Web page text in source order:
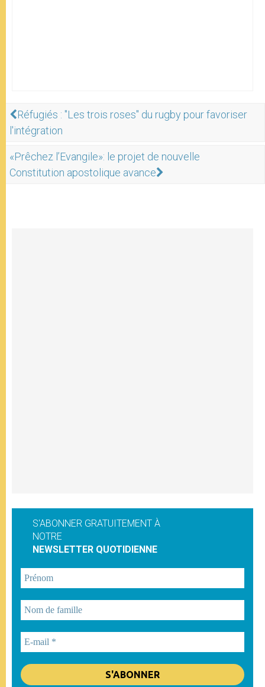
Réfugiés : "Les trois roses" du rugby pour favoriser
l'intégration
«Prêchez l’Evangile»: le projet de nouvelle
Constitution apostolique avance
S'ABONNER GRATUITEMENT À
NOTRE
NEWSLETTER QUOTIDIENNE